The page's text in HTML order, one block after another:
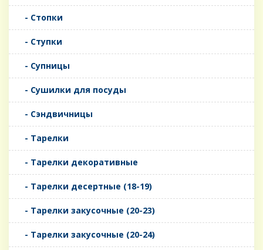
- Стопки
- Ступки
- Супницы
- Сушилки для посуды
- Сэндвичницы
- Тарелки
- Тарелки декоративные
- Тарелки десертные (18-19)
- Тарелки закусочные (20-23)
- Тарелки закусочные (20-24)